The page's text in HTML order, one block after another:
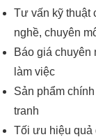
Tư vấn kỹ thuật
nghề, chuyên
Báo giá chuyên
làm việc
Sản phẩm
tranh
Tối ưu hiệu quả